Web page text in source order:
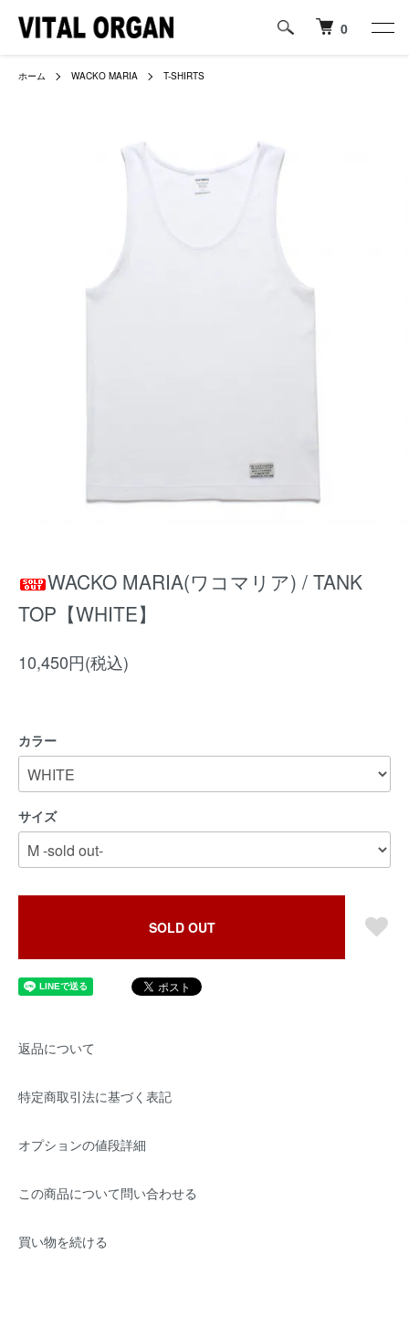
0
ホーム WACKO MARIA T-SHIRTS
WACKO MARIA(ワコマリア) / TANK
TOP【WHITE】
10,450円(税込)
カラー
サイズ
SOLD OUT
返品について
特定商取引法に基づく表記
オプションの値段詳細
この商品について問い合わせる
買い物を続ける